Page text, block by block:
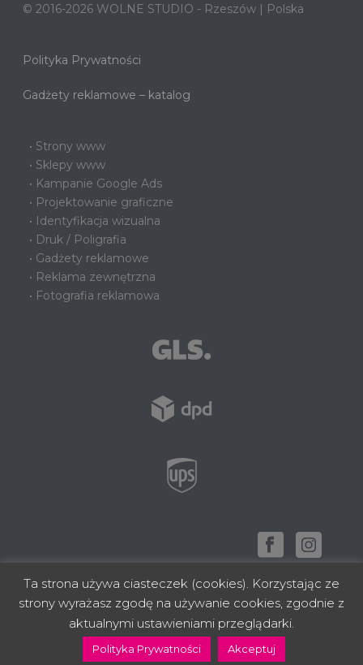
© 2016-2026 WOLNE STUDIO - Rzeszów | Polska
Polityka Prywatności
Gadżety reklamowe – katalog
• Strony www
• Sklepy www
• Kampanie Google Ads
• Projektowanie graficzne
• Identyfikacja wizualna
• Druk / Poligrafia
• Gadżety reklamowe
• Reklama zewnętrzna
• Fotografia reklamowa
zbudowano z ❤ w Rzeszowie
Ta strona używa ciasteczek (cookies). Korzystając ze
strony wyrażasz zgodę na używanie cookies, zgodnie z
aktualnymi ustawieniami przeglądarki.
Polityka Prywatności Akceptuj